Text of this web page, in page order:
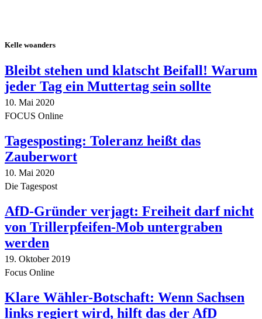
Kelle woanders
Bleibt stehen und klatscht Beifall! Warum
jeder Tag ein Muttertag sein sollte
10. Mai 2020
FOCUS Online
Tagesposting: Toleranz heißt das
Zauberwort
10. Mai 2020
Die Tagespost
AfD-Gründer verjagt: Freiheit darf nicht
von Trillerpfeifen-Mob untergraben
werden
19. Oktober 2019
Focus Online
Klare Wähler-Botschaft: Wenn Sachsen
links regiert wird, hilft das der AfD